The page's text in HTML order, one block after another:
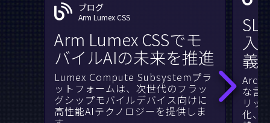
ブログ
Arm Lumex CSS
Arm Lumex CSSでモ
バイルAIの未来を推進
Lumex Compute Subsystemプラ
ットフォームは、次世代のフラッ
グシップモバイルデバイス向けに
高性能AIテクノロジーを提供しま
入
義
な言
リッ
化、